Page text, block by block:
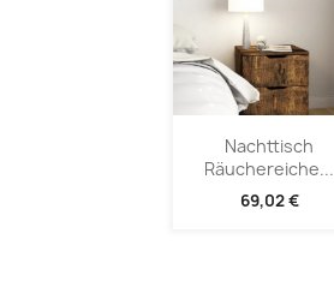
Nachttisch
Räuchereiche...
69,02 €